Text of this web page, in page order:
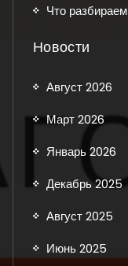
Что разбираем
Новости
Август 2026
Март 2026
Январь 2026
Декабрь 2025
Август 2025
Июнь 2025